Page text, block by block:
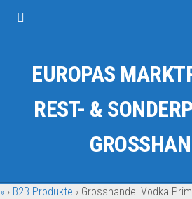
Kategorien
Auto & Motorrad
Fahrzeuge & Transport
Garten & Werkzeug
EUROPAS
REST- &
» › B2B Produkte › Grosshandel Vodka